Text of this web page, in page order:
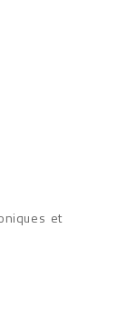
et